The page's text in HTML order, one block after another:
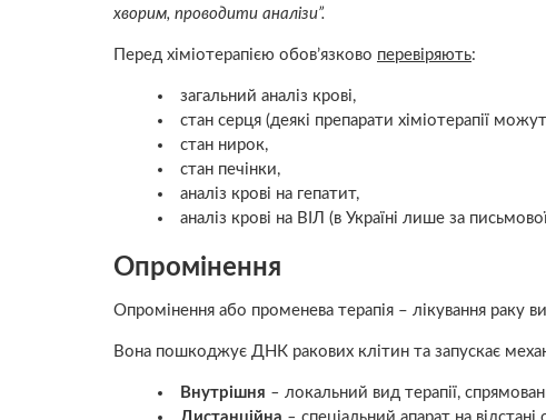
хворим, проводити аналізи”.
Перед хіміотерапією обов’язково перевіряють:
загальний аналіз крові,
стан серця (деякі препарати хіміотерапії
стан нирок,
стан печінки,
аналіз крові на гепатит,
аналіз крові на ВІЛ (в Україні лише за
Опромінення
Опромінення або променева терапія – лікування раку
Вона пошкоджує ДНК ракових клітин та запускає
Внутрішня – локальний вид терапії,